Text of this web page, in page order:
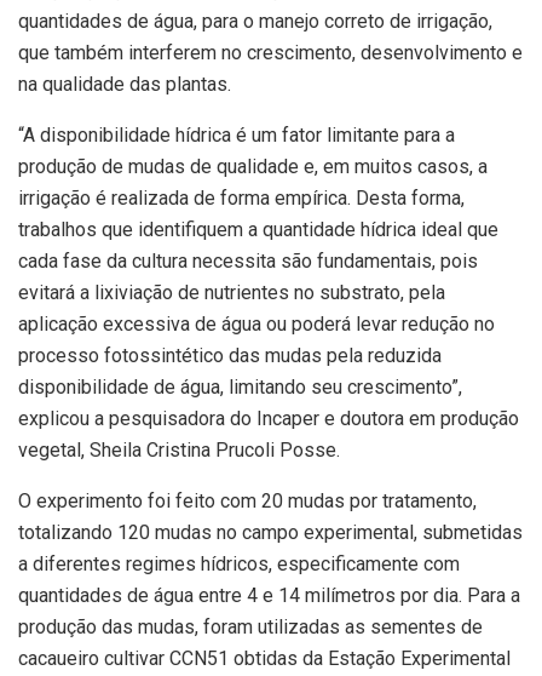
quantidades de água, para o manejo correto de irrigação,
que também interferem no crescimento, desenvolvimento e
na qualidade das plantas.
“A disponibilidade hídrica é um fator limitante para a
produção de mudas de qualidade e, em muitos casos, a
irrigação é realizada de forma empírica. Desta forma,
trabalhos que identifiquem a quantidade hídrica ideal que
cada fase da cultura necessita são fundamentais, pois
evitará a lixiviação de nutrientes no substrato, pela
aplicação excessiva de água ou poderá levar redução no
processo fotossintético das mudas pela reduzida
disponibilidade de água, limitando seu crescimento”,
explicou a pesquisadora do Incaper e doutora em produção
vegetal, Sheila Cristina Prucoli Posse.
O experimento foi feito com 20 mudas por tratamento,
totalizando 120 mudas no campo experimental, submetidas
a diferentes regimes hídricos, especificamente com
quantidades de água entre 4 e 14 milímetros por dia. Para a
produção das mudas, foram utilizadas as sementes de
cacaueiro cultivar CCN51 obtidas da Estação Experimental